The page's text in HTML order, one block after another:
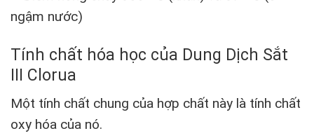
ngậm nước)
Tính chất hóa học của Dung Dịch Sắt
III Clorua
Một tính chất chung của hợp chất này là tính chất
oxy hóa của nó.